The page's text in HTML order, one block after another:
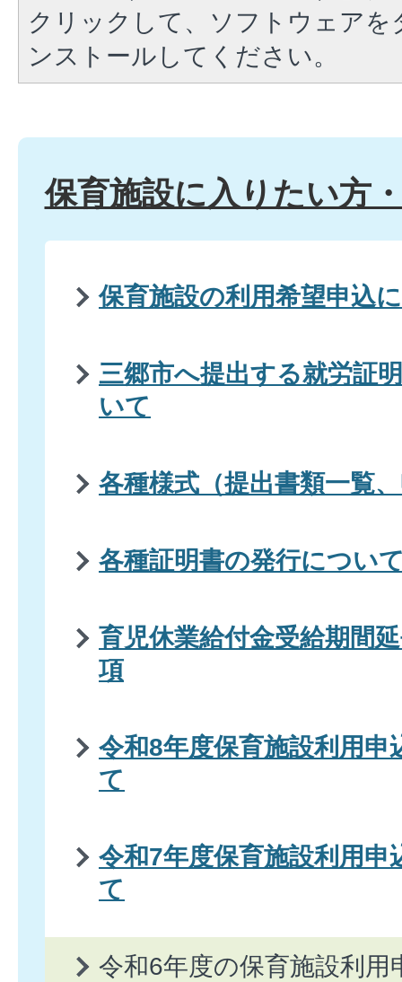
クリックして、ソフトウェア
ンストールしてください。
保育施設に入りたい方
保育施設の利用希望申込
三郷市へ提出する就労証
いて
各種様式（提出書類一覧
各種証明書の発行につい
育児休業給付金受給期間
項
令和8年度保育施設利用申
て
令和7年度保育施設利用申
て
令和6年度の保育施設利用